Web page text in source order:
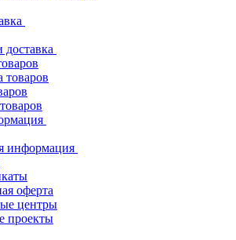
доставка
товаров
информация
оферта
центры
проекты